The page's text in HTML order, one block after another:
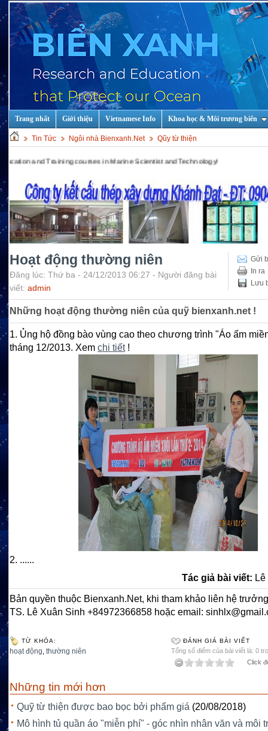
Trang nhất Giới thiệu Vietnamese Info Khoa học & Môi trương biển
Tin Tức Ngôi nhà Bienxanh.Net Qũy từ thiện
and Training courses in Marine Scientist and Technology!
Gửi
In ra
Lưu
Hoạt động thường niên
Đăng lúc: Thứ ba - 24/12/2013 06:27 - Người đăng bài
viết: admin
Những hoạt động thường niên của quỹ bienxanh.net !
1. Ủng hộ đồng bào vùng cao theo chương trình "Áo ấm
tháng 12/2013. Xem chi tiết!
2. ......
Tác giả bài viết:
Bản quyền thuộc Bienxanh.Net, khi tham khảo liên hệ
TS. Lê Xuân Sinh +84972366858 hoặc email:
TỪ KHÓA:
hoạt động, thường niên
ĐÁNH GIÁ BÀI VIẾT
Tổng số điểm của bài viết là: 0
Click
Những tin mới hơn
Quỹ từ thiện được bao bọc bởi phẩm giá (20/08/2018)
Mô hình tủ quần áo "miễn phí" - góc nhìn nhân văn và môi